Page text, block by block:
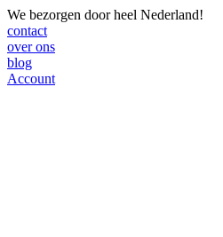
We bezorgen door heel Nederland!
contact
over ons
blog
Account